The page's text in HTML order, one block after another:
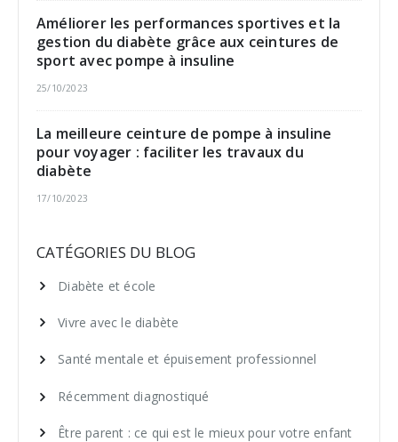
Améliorer les performances sportives et la
gestion du diabète grâce aux ceintures de
sport avec pompe à insuline
25/10/2023
La meilleure ceinture de pompe à insuline
pour voyager : faciliter les travaux du
diabète
17/10/2023
CATÉGORIES DU BLOG
Diabète et école
Vivre avec le diabète
Santé mentale et épuisement professionnel
Récemment diagnostiqué
Être parent : ce qui est le mieux pour votre enfant